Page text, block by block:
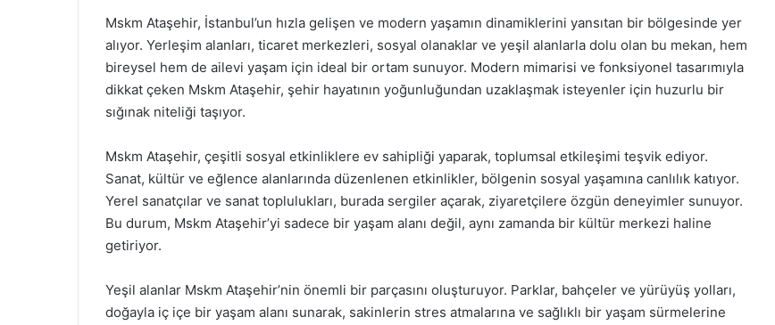
Mskm Ataşehir, İstanbul’un hızla gelişen ve modern yaşamın dinamiklerini yansıtan bir bölgesinde yer
alıyor. Yerleşim alanları, ticaret merkezleri, sosyal olanaklar ve yeşil alanlarla dolu olan bu mekan, hem
bireysel hem de ailevi yaşam için ideal bir ortam sunuyor. Modern mimarisi ve fonksiyonel tasarımıyla
dikkat çeken Mskm Ataşehir, şehir hayatının yoğunluğundan uzaklaşmak isteyenler için huzurlu bir
sığınak niteliği taşıyor.
Mskm Ataşehir, çeşitli sosyal etkinliklere ev sahipliği yaparak, toplumsal etkileşimi teşvik ediyor.
Sanat, kültür ve eğlence alanlarında düzenlenen etkinlikler, bölgenin sosyal yaşamına canlılık katıyor.
Yerel sanatçılar ve sanat toplulukları, burada sergiler açarak, ziyaretçilere özgün deneyimler sunuyor.
Bu durum, Mskm Ataşehir’yi sadece bir yaşam alanı değil, aynı zamanda bir kültür merkezi haline
getiriyor.
Yeşil alanlar Mskm Ataşehir’nin önemli bir parçasını oluşturuyor. Parklar, bahçeler ve yürüyüş yolları,
doğayla iç içe bir yaşam alanı sunarak, sakinlerin stres atmalarına ve sağlıklı bir yaşam sürmelerine